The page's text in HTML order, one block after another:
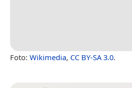
Foto: Wikimedia, CC BY-SA 3.0.